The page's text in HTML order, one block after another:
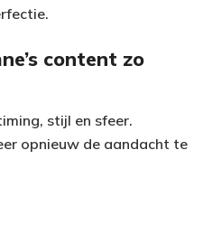
content zo
stijl en sfeer.
opnieuw de aandacht te